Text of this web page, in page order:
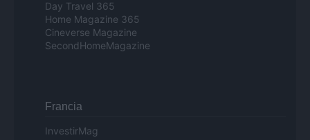
Day Travel 365
Home Magazine 365
Cineverse Magazine
SecondHomeMagazine
Francia
InvestirMag